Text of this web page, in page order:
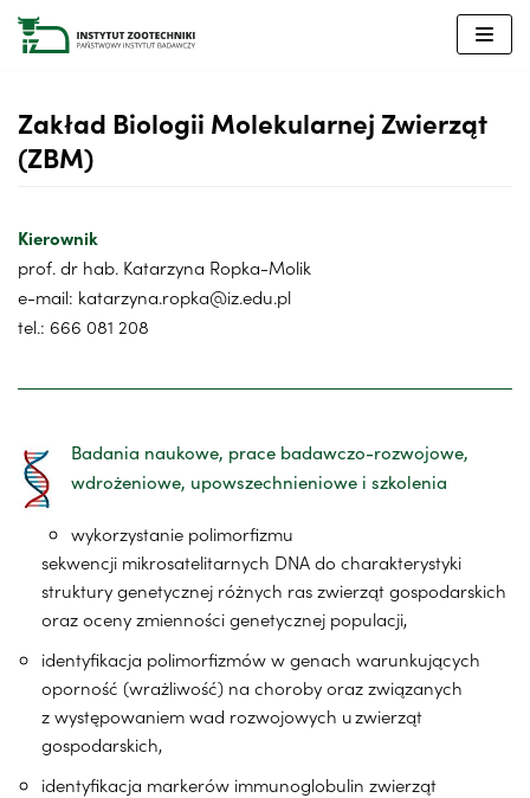
Przejdź
do
Zakład Biologii Molekularnej Zwierząt
(ZBM)
Kierownik
prof. dr hab. Katarzyna Ropka-Molik
e-mail: katarzyna.ropka@iz.edu.pl
tel.: 666 081 208
Badania naukowe, prace badawczo-rozwojowe,
wdrożeniowe, upowszechnieniowe i szkolenia
wykorzystanie polimorfizmu
sekwencji mikrosatelitarnych DNA do charakterystyki
struktury genetycznej różnych ras zwierząt gospodarskich
oraz oceny zmienności genetycznej populacji,
identyfikacja polimorfizmów w genach warunkujących
oporność (wrażliwość) na choroby oraz związanych
z występowaniem wad rozwojowych u zwierząt
gospodarskich,
identyfikacja markerów immunoglobulin zwierząt